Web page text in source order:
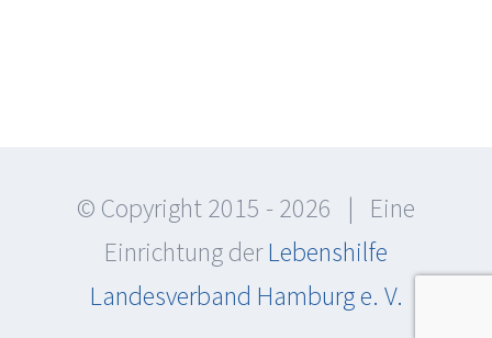
© Copyright 2015 -2026 | Eine
Einrichtung derLebenshilfe
Landesverband Hamburg e. V.